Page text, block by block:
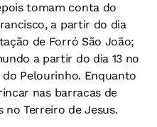
tomam conta do
a partir do dia
de Forró São João;
a partir do dia 13 no
Pelourinho. Enquanto
nas barracas de
Terreiro de Jesus.